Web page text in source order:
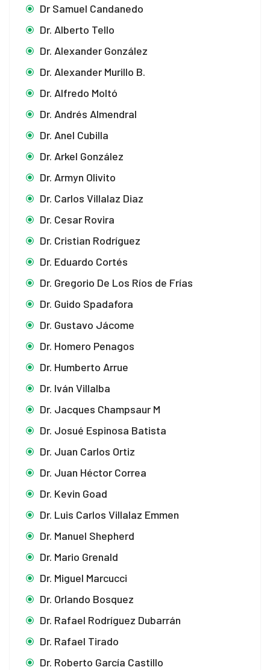
Dr Samuel Candanedo
Dr. Alberto Tello
Dr. Alexander González
Dr. Alexander Murillo B.
Dr. Alfredo Moltó
Dr. Andrés Almendral
Dr. Anel Cubilla
Dr. Arkel González
Dr. Armyn Olivito
Dr. Carlos Villalaz Diaz
Dr. Cesar Rovira
Dr. Cristian Rodríguez
Dr. Eduardo Cortés
Dr. Gregorio De Los Ríos de Frías
Dr. Guido Spadafora
Dr. Gustavo Jácome
Dr. Homero Penagos
Dr. Humberto Arrue
Dr. Iván Villalba
Dr. Jacques Champsaur M
Dr. Josué Espinosa Batista
Dr. Juan Carlos Ortiz
Dr. Juan Héctor Correa
Dr. Kevin Goad
Dr. Luis Carlos Villalaz Emmen
Dr. Manuel Shepherd
Dr. Mario Grenald
Dr. Miguel Marcucci
Dr. Orlando Bosquez
Dr. Rafael Rodríguez Dubarrán
Dr. Rafael Tirado
Dr. Roberto García Castillo